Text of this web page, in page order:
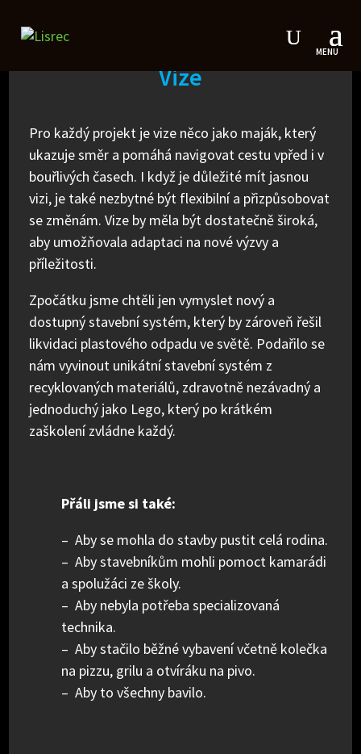
Vize
Pro každý projekt je vize něco jako maják, který
ukazuje směr a pomáhá navigovat cestu vpřed i v
bouřlivých časech. I když je důležité mít jasnou
vizi, je také nezbytné být flexibilní a přizpůsobovat
se změnám. Vize by měla být dostatečně široká,
aby umožňovala adaptaci na nové výzvy a
příležitosti.
Zpočátku jsme chtěli jen vymyslet nový a
dostupný stavební systém, který by zároveň řešil
likvidaci plastového odpadu ve světě. Podařilo se
nám vyvinout unikátní stavební systém z
recyklovaných materiálů, zdravotně nezávadný a
jednoduchý jako Lego, který po krátkém
zaškolení zvládne každý.
Přáli jsme si také:
– Aby se mohla do stavby pustit celá rodina.
– Aby stavebníkům mohli pomoct kamarádi
a spolužáci ze školy.
– Aby nebyla potřeba specializovaná
technika.
– Aby stačilo běžné vybavení včetně kolečka
na pizzu, grilu a otvíráku na pivo.
– Aby to všechny bavilo.